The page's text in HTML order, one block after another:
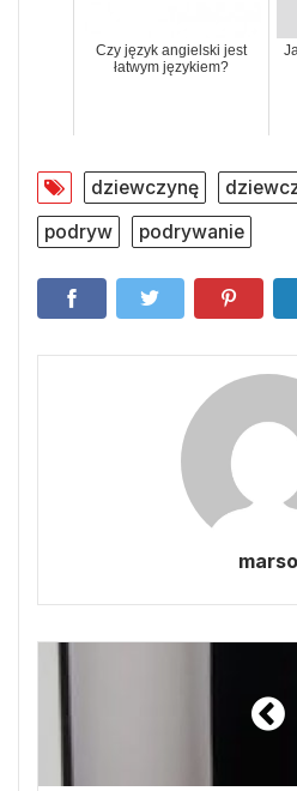
Czy język angielski jest
łatwym językiem?
dziewczynę
podryw
podrywanie
marso